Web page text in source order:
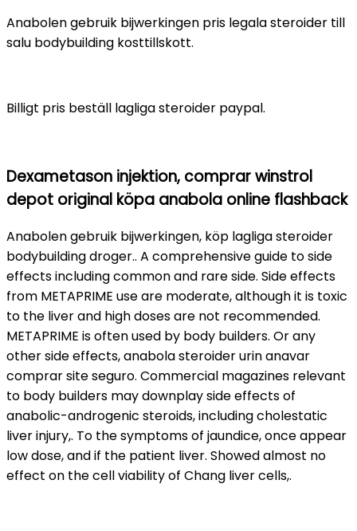
Anabolen gebruik bijwerkingen pris legala steroider till
salu bodybuilding kosttillskott.
Billigt pris beställ lagliga steroider paypal.
Dexametason injektion, comprar winstrol
depot original köpa anabola online flashback
Anabolen gebruik bijwerkingen, köp lagliga steroider
bodybuilding droger.. A comprehensive guide to side
effects including common and rare side. Side effects
from METAPRIME use are moderate, although it is toxic
to the liver and high doses are not recommended.
METAPRIME is often used by body builders. Or any
other side effects, anabola steroider urin anavar
comprar site seguro. Commercial magazines relevant
to body builders may downplay side effects of
anabolic-androgenic steroids, including cholestatic
liver injury,. To the symptoms of jaundice, once appear
low dose, and if the patient liver. Showed almost no
effect on the cell viability of Chang liver cells,.